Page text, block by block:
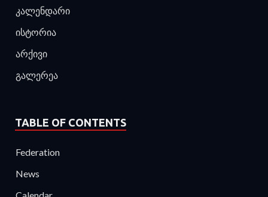
კალენდარი
ისტორია
არქივი
გალერეა
TABLE OF CONTENTS
Federation
News